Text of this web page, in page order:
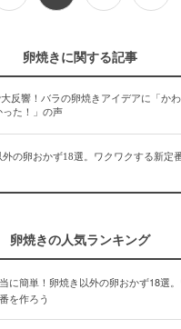
卵焼きに関する記事
大反響！バラの卵焼きアイデアに「か
った！」の声
の卵おかず18選。ワクワクする新定
卵焼きの人気ランキング
に簡単！卵焼き以外の卵おかず18選
を作ろう